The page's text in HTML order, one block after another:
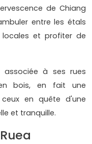
de Chiang
entre les étals
locales et profiter de
associée à ses rues
bois, en fait une
en quête d'une
et tranquille.